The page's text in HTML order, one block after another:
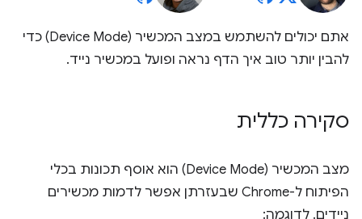
אתם יכולים להשתמש במצב המכשיר (Device Mode) כדי
להבין יותר טוב איך הדף נראה ופועל במכשיר נייד.
סקירה כללית
מצב המכשיר (Device Mode) הוא אוסף תכונות בכלי
הפיתוח ל-Chrome שבעזרתן אפשר לדמות מכשירים
ניידים. לדוגמה: